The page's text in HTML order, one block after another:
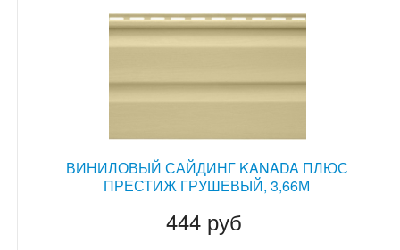
ВИНИЛОВЫЙ САЙДИНГ KANADA ПЛЮС
ПРЕСТИЖ ГРУШЕВЫЙ, 3,66М
444 руб